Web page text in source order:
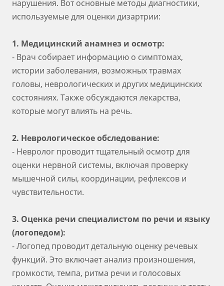
нарушения. Вот основные методы диагностики,
используемые для оценки дизартрии:
1. Медицинский анамнез и осмотр:
- Врач собирает информацию о симптомах,
истории заболевания, возможных травмах
головы, неврологических и других медицинских
состояниях. Также обсуждаются лекарства,
которые могут влиять на речь.
2. Неврологическое обследование:
- Невролог проводит тщательный осмотр для
оценки нервной системы, включая проверку
мышечной силы, координации, рефлексов и
чувствительности.
3. Оценка речи специалистом по речи и языку
(логопедом):
- Логопед проводит детальную оценку речевых
функций. Это включает анализ произношения,
громкости, темпа, ритма речи и голосовых